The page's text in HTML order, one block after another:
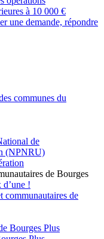
à 10 000 €
une demande, répondre
communes du
de
(NPNRU)
de Bourges
!
communautaires de
Bourges Plus